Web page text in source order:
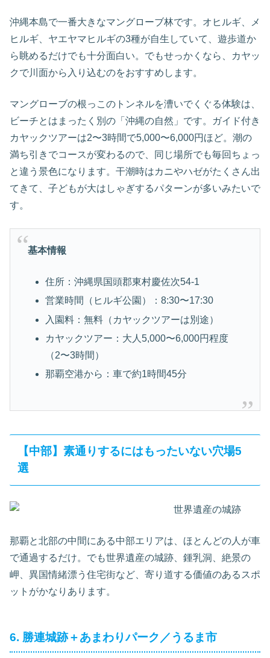
沖縄本島で一番大きなマングローブ林です。オヒルギ、メ
ヒルギ、ヤエヤマヒルギの3種が自生していて、遊歩道か
ら眺めるだけでも十分面白い。でもせっかくなら、カヤッ
クで川面から入り込むのをおすすめします。
マングローブの根っこのトンネルを漕いでくぐる体験は、
ビーチとはまったく別の「沖縄の自然」です。ガイド付き
カヤックツアーは2〜3時間で5,000〜6,000円ほど。潮の
満ち引きでコースが変わるので、同じ場所でも毎回ちょっ
と違う景色になります。干潮時はカニやハゼがたくさん出
てきて、子どもが大はしゃぎするパターンが多いみたいで
す。
基本情報
住所：沖縄県国頭郡東村慶佐次54-1
営業時間（ヒルギ公園）：8:30〜17:30
入園料：無料（カヤックツアーは別途）
カヤックツアー：大人5,000〜6,000円程度
（2〜3時間）
那覇空港から：車で約1時間45分
【中部】素通りするにはもったいない穴場5
選
那覇と北部の中間にある中部エリアは、ほとんどの人が車
で通過するだけ。でも世界遺産の城跡、鍾乳洞、絶景の
岬、異国情緒漂う住宅街など、寄り道する価値のあるスポ
ットがかなりあります。
6. 勝連城跡＋あまわりパーク／うるま市